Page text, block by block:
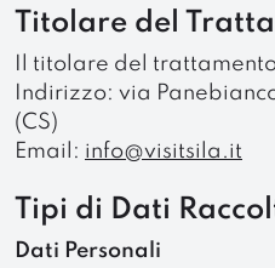
Titolare del
Il titolare del
Indirizzo: via
(CS)
Email: info@visitsila.it
Tipi di Dati
Dati Personali